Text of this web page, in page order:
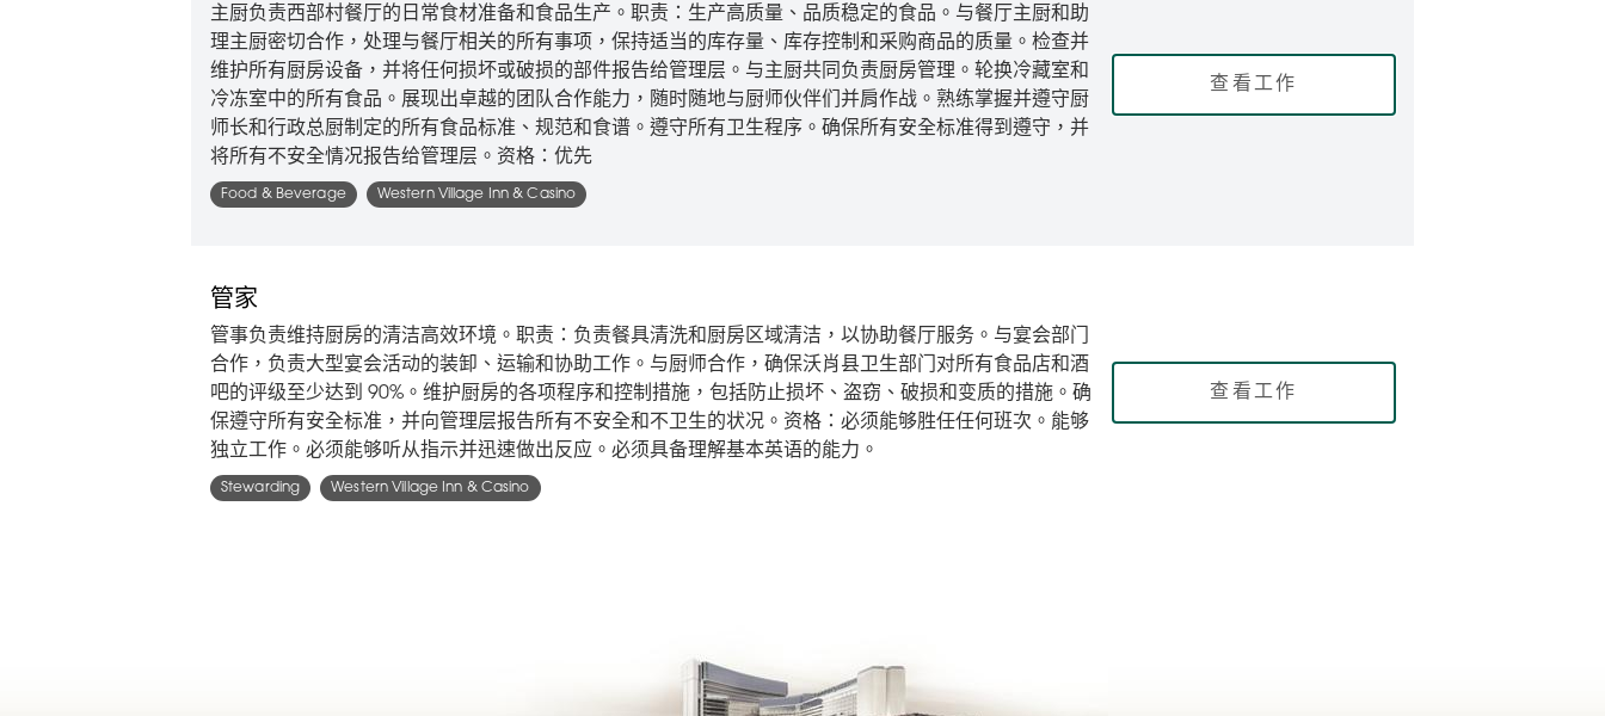
主厨负责西部村餐厅的日常食材准备和食品生产。职责：生产高质量、品质稳定的食品。与餐厅主厨和助
理主厨密切合作，处理与餐厅相关的所有事项，保持适当的库存量、库存控制和采购商品的质量。检查并
维护所有厨房设备，并将任何损坏或破损的部件报告给管理层。与主厨共同负责厨房管理。轮换冷藏室和
冷冻室中的所有食品。展现出卓越的团队合作能力，随时随地与厨师伙伴们并肩作战。熟练掌握并遵守厨
师长和行政总厨制定的所有食品标准、规范和食谱。遵守所有卫生程序。确保所有安全标准得到遵守，并
将所有不安全情况报告给管理层。资格：优先
Food & Beverage Western Village Inn & Casino
查看工作
管家
管事负责维持厨房的清洁高效环境。职责：负责餐具清洗和厨房区域清洁，以协助餐厅服务。与宴会部门
合作，负责大型宴会活动的装卸、运输和协助工作。与厨师合作，确保沃肖县卫生部门对所有食品店和酒
吧的评级至少达到 90%。维护厨房的各项程序和控制措施，包括防止损坏、盗窃、破损和变质的措施。确
保遵守所有安全标准，并向管理层报告所有不安全和不卫生的状况。资格：必须能够胜任任何班次。能够
独立工作。必须能够听从指示并迅速做出反应。必须具备理解基本英语的能力。
Stewarding Western Village Inn & Casino
查看工作